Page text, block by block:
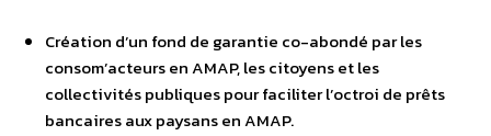
Création d’un fond de garantie co-abondé par les
consom’acteurs en AMAP, les citoyens et les
collectivités publiques pour faciliter l’octroi de prêts
bancaires aux paysans en AMAP.